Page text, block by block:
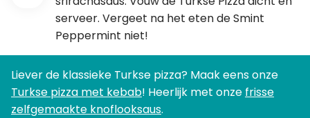
serveer. Vergeet na het eten de Smint
Peppermint niet!
Liever de klassieke Turkse pizza? Maak eens onze
Turkse pizza met kebab! Heerlijk met onze frisse
zelfgemaakte knoflooksaus.